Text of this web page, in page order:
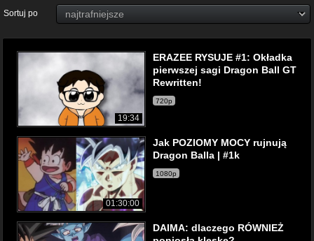
Sortuj po
19:34
ERAZEE RYSUJE #1: Okładka
pierwszej sagi Dragon Ball GT
Rewritten!
720p
01:30:00
Jak POZIOMY MOCY rujnują
Dragon Balla | #1k
1080p
DAIMA: dlaczego RÓWNIEŻ